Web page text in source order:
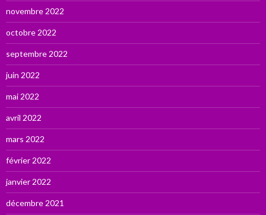
novembre 2022
octobre 2022
septembre 2022
juin 2022
mai 2022
avril 2022
mars 2022
février 2022
janvier 2022
décembre 2021